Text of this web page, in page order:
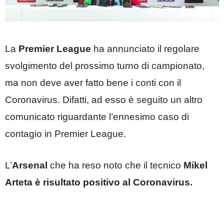
La Premier League ha annunciato il regolare
svolgimento del prossimo turno di campionato,
ma non deve aver fatto bene i conti con il
Coronavirus. Difatti, ad esso è seguito un altro
comunicato riguardante l’ennesimo caso di
contagio in Premier League.
L’Arsenal che ha reso noto che il tecnico Mikel
Arteta è risultato positivo al Coronavirus.